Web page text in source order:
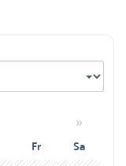
»
Fr Sa